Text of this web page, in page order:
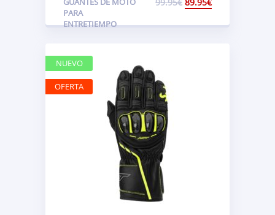
PARA
ENTRETIEMPO
NUEVO
OFERTA